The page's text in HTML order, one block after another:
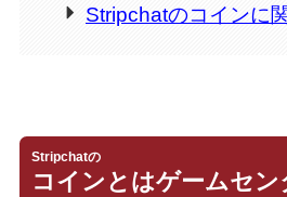
Stripchatのコインに
Stripchatの
コインとはゲームセ